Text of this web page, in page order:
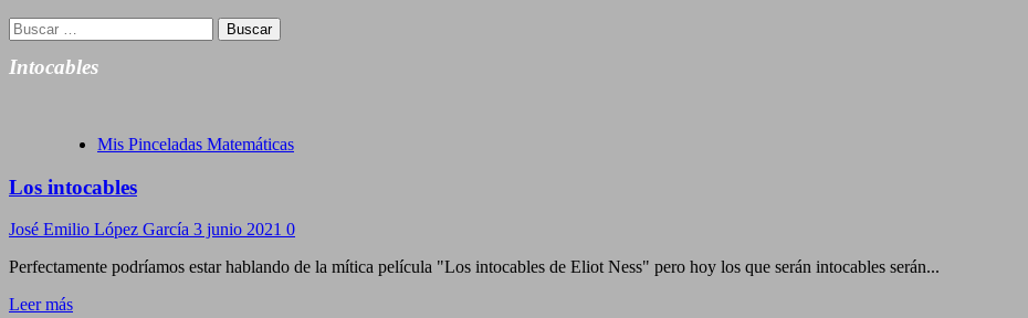
Buscar:
Intocables
Mis Pinceladas Matemáticas
Los intocables
José Emilio López García 3 junio 2021 0
Perfectamente podríamos estar hablando de la mítica película "Los intocables de Eliot Ness" pero hoy los que serán intocables serán...
Leer más